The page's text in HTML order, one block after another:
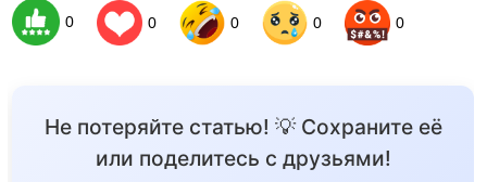
0 0 0 0 0
Не потеряйте статью! 💡 Сохраните её
или поделитесь с друзьями!